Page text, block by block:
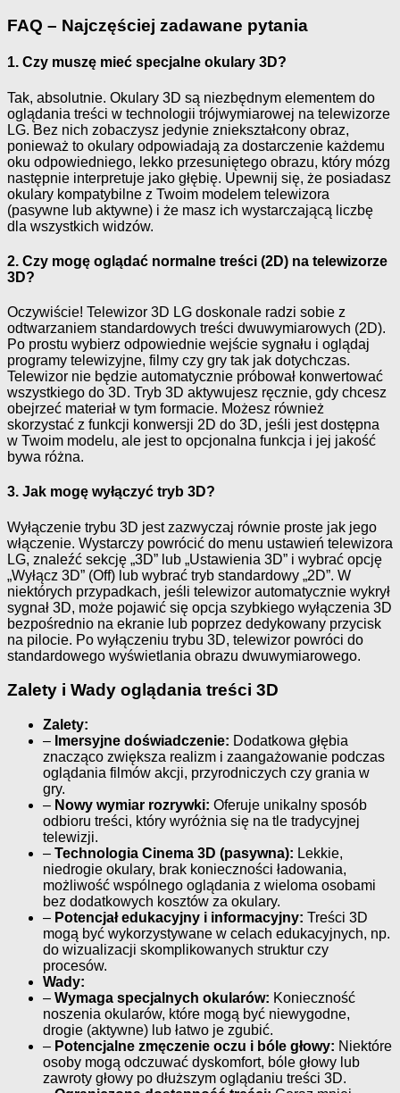
FAQ – Najczęściej zadawane pytania
1. Czy muszę mieć specjalne okulary 3D?
Tak, absolutnie. Okulary 3D są niezbędnym elementem do
oglądania treści w technologii trójwymiarowej na telewizorze
LG. Bez nich zobaczysz jedynie zniekształcony obraz,
ponieważ to okulary odpowiadają za dostarczenie każdemu
oku odpowiedniego, lekko przesuniętego obrazu, który mózg
następnie interpretuje jako głębię. Upewnij się, że posiadasz
okulary kompatybilne z Twoim modelem telewizora
(pasywne lub aktywne) i że masz ich wystarczającą liczbę
dla wszystkich widzów.
2. Czy mogę oglądać normalne treści (2D) na telewizorze
3D?
Oczywiście! Telewizor 3D LG doskonale radzi sobie z
odtwarzaniem standardowych treści dwuwymiarowych (2D).
Po prostu wybierz odpowiednie wejście sygnału i oglądaj
programy telewizyjne, filmy czy gry tak jak dotychczas.
Telewizor nie będzie automatycznie próbował konwertować
wszystkiego do 3D. Tryb 3D aktywujesz ręcznie, gdy chcesz
obejrzeć materiał w tym formacie. Możesz również
skorzystać z funkcji konwersji 2D do 3D, jeśli jest dostępna
w Twoim modelu, ale jest to opcjonalna funkcja i jej jakość
bywa różna.
3. Jak mogę wyłączyć tryb 3D?
Wyłączenie trybu 3D jest zazwyczaj równie proste jak jego
włączenie. Wystarczy powrócić do menu ustawień telewizora
LG, znaleźć sekcję „3D” lub „Ustawienia 3D” i wybrać opcję
„Wyłącz 3D” (Off) lub wybrać tryb standardowy „2D”. W
niektórych przypadkach, jeśli telewizor automatycznie wykrył
sygnał 3D, może pojawić się opcja szybkiego wyłączenia 3D
bezpośrednio na ekranie lub poprzez dedykowany przycisk
na pilocie. Po wyłączeniu trybu 3D, telewizor powróci do
standardowego wyświetlania obrazu dwuwymiarowego.
Zalety i Wady oglądania treści 3D
Zalety:
– Imersyjne doświadczenie: Dodatkowa głębia
znacząco zwiększa realizm i zaangażowanie podczas
oglądania filmów akcji, przyrodniczych czy grania w
gry.
– Nowy wymiar rozrywki: Oferuje unikalny sposób
odbioru treści, który wyróżnia się na tle tradycyjnej
telewizji.
– Technologia Cinema 3D (pasywna): Lekkie,
niedrogie okulary, brak konieczności ładowania,
możliwość wspólnego oglądania z wieloma osobami
bez dodatkowych kosztów za okulary.
– Potencjał edukacyjny i informacyjny: Treści 3D
mogą być wykorzystywane w celach edukacyjnych, np.
do wizualizacji skomplikowanych struktur czy
procesów.
Wady:
– Wymaga specjalnych okularów: Konieczność
noszenia okularów, które mogą być niewygodne,
drogie (aktywne) lub łatwo je zgubić.
– Potencjalne zmęczenie oczu i bóle głowy: Niektóre
osoby mogą odczuwać dyskomfort, bóle głowy lub
zawroty głowy po dłuższym oglądaniu treści 3D.